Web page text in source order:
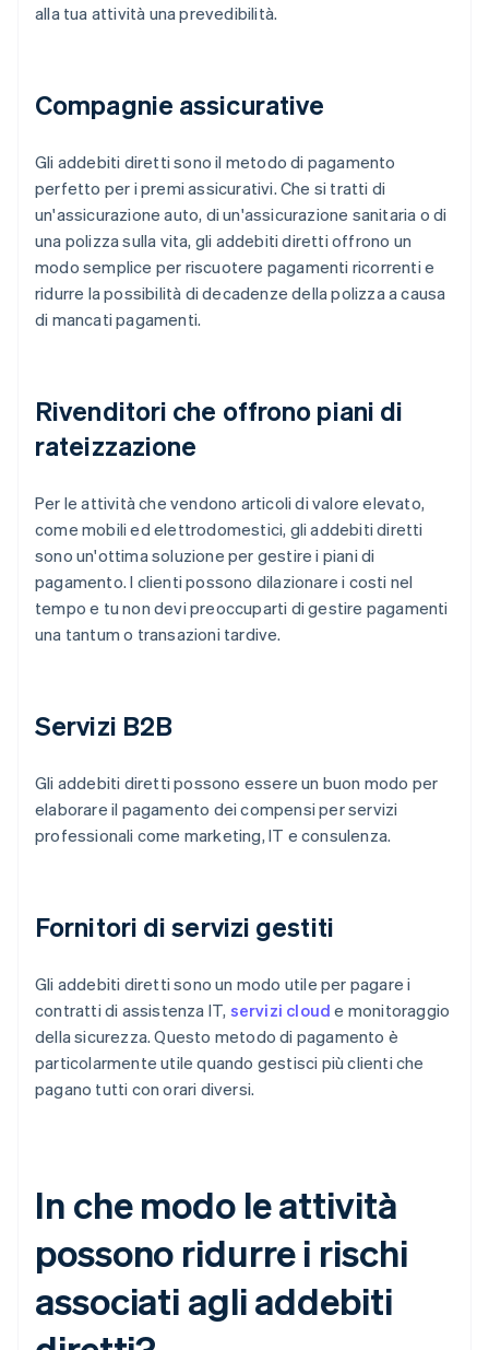
alla tua attività una prevedibilità.
Compagnie assicurative
Gli addebiti diretti sono il metodo di pagamento
perfetto per i premi assicurativi. Che si tratti di
un'assicurazione auto, di un'assicurazione sanitaria o di
una polizza sulla vita, gli addebiti diretti offrono un
modo semplice per riscuotere pagamenti ricorrenti e
ridurre la possibilità di decadenze della polizza a causa
di mancati pagamenti.
Rivenditori che offrono piani di
rateizzazione
Per le attività che vendono articoli di valore elevato,
come mobili ed elettrodomestici, gli addebiti diretti
sono un'ottima soluzione per gestire i piani di
pagamento. I clienti possono dilazionare i costi nel
tempo e tu non devi preoccuparti di gestire pagamenti
una tantum o transazioni tardive.
Servizi B2B
Gli addebiti diretti possono essere un buon modo per
elaborare il pagamento dei compensi per servizi
professionali come marketing, IT e consulenza.
Fornitori di servizi gestiti
Gli addebiti diretti sono un modo utile per pagare i
contratti di assistenza IT, servizi cloud e monitoraggio
della sicurezza. Questo metodo di pagamento è
particolarmente utile quando gestisci più clienti che
pagano tutti con orari diversi.
In che modo le attività
possono ridurre i rischi
associati agli addebiti